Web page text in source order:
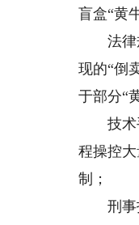
盲盒“黄
法律规
现的“倒
于部分“
技术手
程操控
制；
刑事打